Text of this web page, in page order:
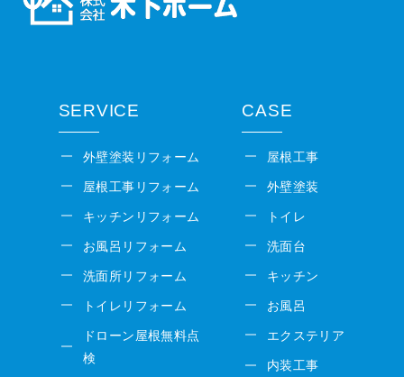
SERVICE
外壁塗装リフォーム
屋根工事リフォーム
キッチンリフォーム
お風呂リフォーム
洗面所リフォーム
トイレリフォーム
ドローン屋根無料点
検
CASE
屋根工事
外壁塗装
トイレ
洗面台
キッチン
お風呂
エクステリア
内装工事